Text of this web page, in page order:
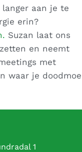
aan je te
erin?
Suzan laat ons
en neemt
met
waar je doodmoe
1